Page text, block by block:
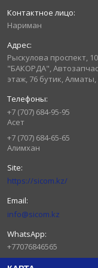
Нариман
Рыскулова проспект,
"БАКОРДА",
этаж, 76 бутик,
+7 (707) 684-95-95
Асет
+7 (707) 684-65-65
Алимхан
https://sicom.kz/
info@sicom.kz
+77076846565